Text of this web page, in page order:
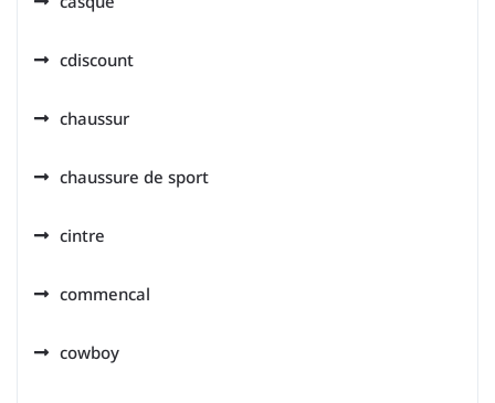
cdiscount
chaussur
chaussure de sport
cintre
commencal
cowboy